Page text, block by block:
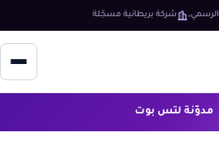
الرسمي شركة بريطانية مسجّلة
مدوّنة لتس بوت